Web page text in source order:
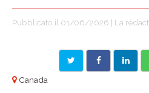
Pubblicato il 01/06/2026 | La
Canada